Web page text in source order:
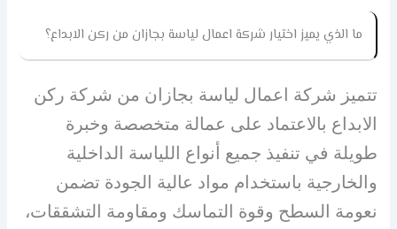
ما الذي يميز اختيار شركة اعمال لياسة بجازان من ركن الابداع؟
تتميز شركة اعمال لياسة بجازان من شركة ركن
الابداع بالاعتماد على عمالة متخصصة وخبرة
طويلة في تنفيذ جميع أنواع اللياسة الداخلية
والخارجية باستخدام مواد عالية الجودة تضمن
نعومة السطح وقوة التماسك ومقاومة التشققات،